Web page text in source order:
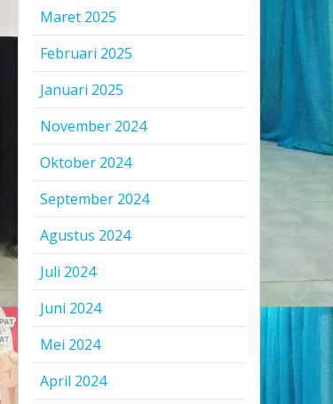
Maret 2025
Februari 2025
Januari 2025
November 2024
Oktober 2024
September 2024
Agustus 2024
Juli 2024
Juni 2024
Mei 2024
April 2024